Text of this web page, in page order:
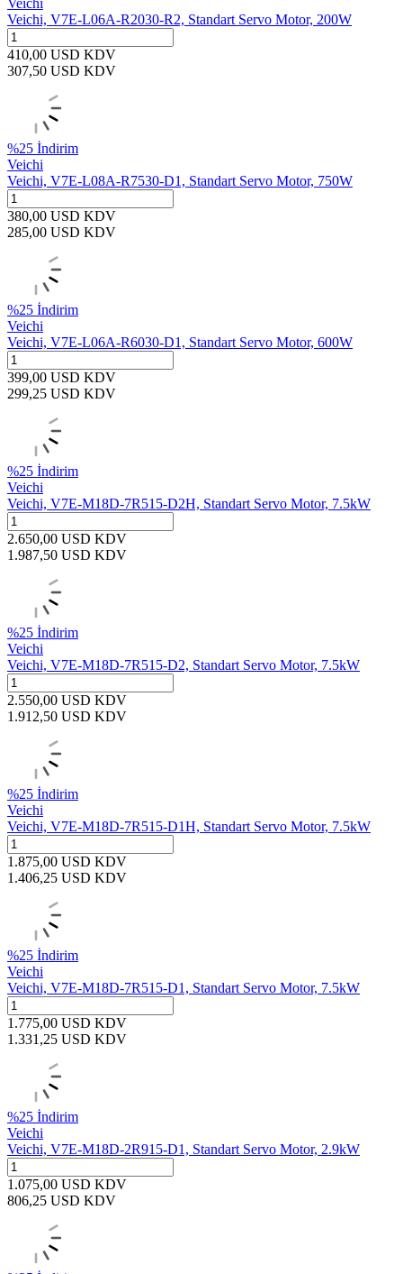
Veichi, V7E-L06A-R2030-R2, Standart Servo Motor, 200W
410,00 USD KDV
307,50 USD KDV
%25 İndirim
Veichi
Veichi, V7E-L08A-R7530-D1, Standart Servo Motor, 750W
380,00 USD KDV
285,00 USD KDV
%25 İndirim
Veichi
Veichi, V7E-L06A-R6030-D1, Standart Servo Motor, 600W
399,00 USD KDV
299,25 USD KDV
%25 İndirim
Veichi
Veichi, V7E-M18D-7R515-D2H, Standart Servo Motor, 7.5kW
2.650,00 USD KDV
1.987,50 USD KDV
%25 İndirim
Veichi
Veichi, V7E-M18D-7R515-D2, Standart Servo Motor, 7.5kW
2.550,00 USD KDV
1.912,50 USD KDV
%25 İndirim
Veichi
Veichi, V7E-M18D-7R515-D1H, Standart Servo Motor, 7.5kW
1.875,00 USD KDV
1.406,25 USD KDV
%25 İndirim
Veichi
Veichi, V7E-M18D-7R515-D1, Standart Servo Motor, 7.5kW
1.775,00 USD KDV
1.331,25 USD KDV
%25 İndirim
Veichi
Veichi, V7E-M18D-2R915-D1, Standart Servo Motor, 2.9kW
1.075,00 USD KDV
806,25 USD KDV